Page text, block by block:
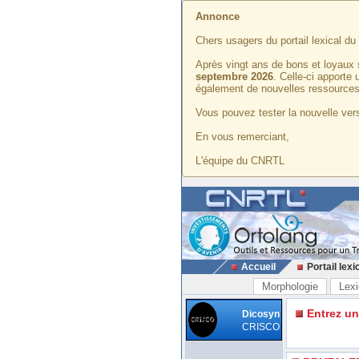
Annonce
Chers usagers du portail lexical du
Après vingt ans de bons et
septembre 2026. Celle-ci apporte
également de nouvelles
Vous pouvez tester la nouvelle
En vous remerciant,
L'équipe du CNRTL
Accueil Portail
Morphologie
Dicosyn
CRISCO
Entrez